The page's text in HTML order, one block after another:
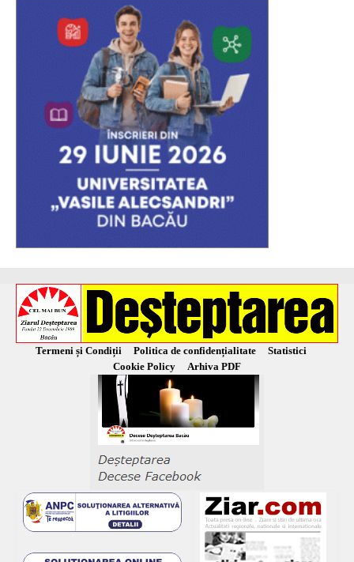
Termeni și Condiții Politica de confidențialitate
Statistici
Cookie Policy
Arhiva PDF